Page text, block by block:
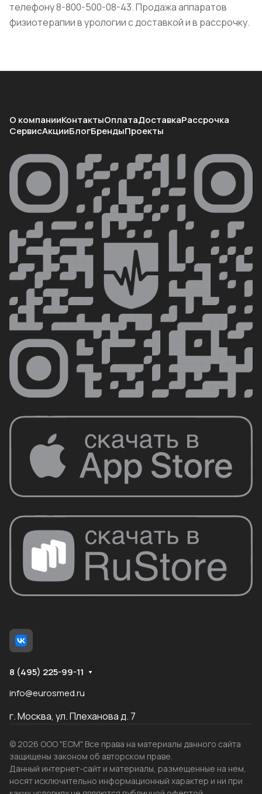
телефону 8-800-500-08-43. Продажа аппаратов
физиотерапии в урологии с доставкой и в рассрочку.
О компанииКонтактыОплатаДоставкаРассрочка
СервисАкцииБлогБрендыПроекты
8 (495) 225-99-11
info@eurosmed.ru
г. Москва, ул. Плеханова д. 7
© 2026 ООО "ЕСМ". Все права на материалы данного сайта
защищены законом об авторском праве.
Данный интернет-сайт и материалы, размещенные на нем,
носят исключительно информационный характер и ни при